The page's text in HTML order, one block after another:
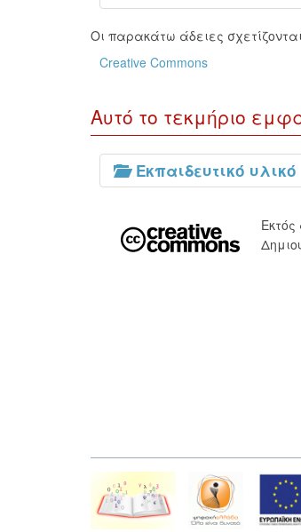
Οι παρακάτω άδειες
Creative Commons
Αυτό το τεκμήριο
Εκπαιδευτικό υλικό